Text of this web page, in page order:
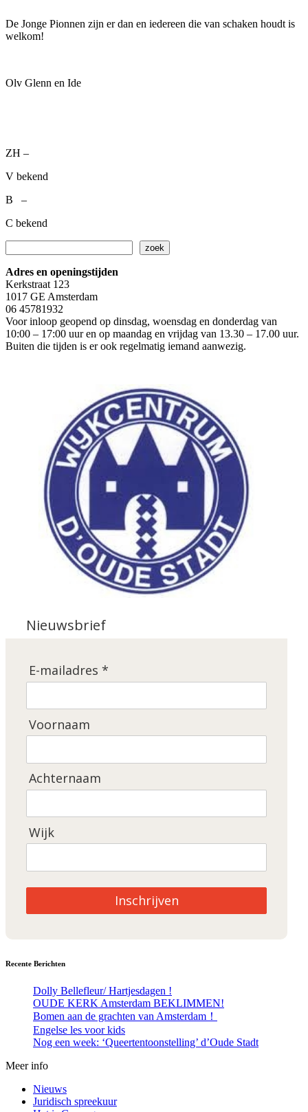
De Jonge Pionnen zijn er dan en iedereen die van schaken houdt is
welkom!
Olv Glenn en Ide
ZH –
V bekend
B –
C bekend
zoek
Adres en openingstijden
Kerkstraat 123
1017 GE Amsterdam
06 45781932
Voor inloop geopend op dinsdag, woensdag en donderdag van
10:00 – 17:00 uur en op maandag en vrijdag van 13.30 – 17.00 uur.
Buiten die tijden is er ook regelmatig iemand aanwezig.
Nieuwsbrief
E-mailadres *
Voornaam
Achternaam
Wijk
Inschrijven
Recente Berichten
Dolly Bellefleur/ Hartjesdagen !
OUDE KERK Amsterdam BEKLIMMEN!
Bomen aan de grachten van Amsterdam！
Engelse les voor kids
Nog een week: ‘Queertentoonstelling’ d’Oude Stadt
Meer info
Nieuws
Juridisch spreekuur